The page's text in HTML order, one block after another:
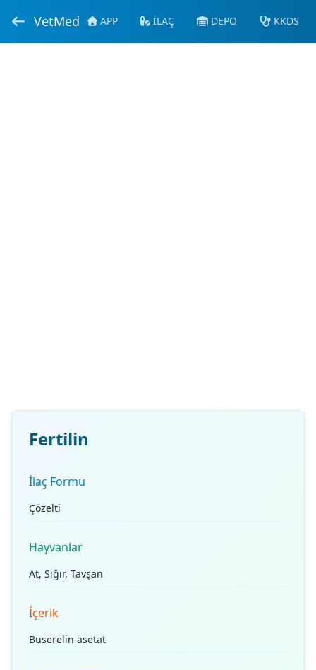
VetMed APP İLAÇ DEPO KKDS
Fertilin
İlaç Formu
Çözelti
Hayvanlar
At, Sığır, Tavşan
İçerik
Buserelin asetat